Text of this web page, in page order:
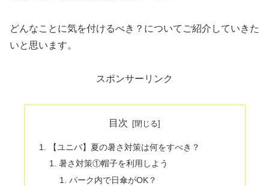
どんなことに気を付けるべき？についてご紹介していきた
いと思います。
スポンサーリンク
目次
【ユニバ】夏の暑さ対策は何をすべき？
暑さ対策①帽子を利用しよう
パーク内で日傘がOK？